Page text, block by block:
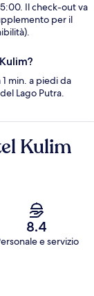
Il check-out va
per il
min. a piedi da
Lago Putra.
Kulim
8.4
e servizio